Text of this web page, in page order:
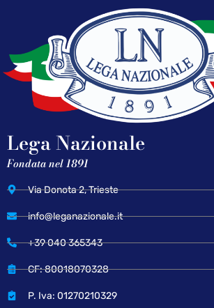
Lega Nazionale
Fondata nel 1891
Via Donota 2, Trieste
info@leganazionale.it
+39 040 365343
CF: 80018070328
P. Iva: 01270210329